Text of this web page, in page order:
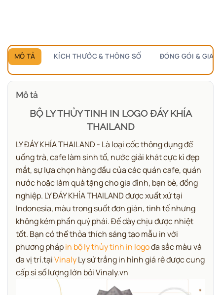
MÔ TẢ KÍCH THƯỚC & THÔNG SỐ ĐÓNG GÓI & GIAO
Mô tả
BỘ LY THỦY TINH IN LOGO ĐÁY KHÍA
THAILAND
LY ĐÁY KHÍA THAILAND - Là loại cốc thông dụng để
uống trà, cafe làm sinh tố, nước giải khát cực kì đẹp
mắt, sự lựa chọn hàng đầu của các quán cafe, quán
nước hoặc làm quà tặng cho gia đình, bạn bè, đồng
nghiệp. LY ĐÁY KHÍA THAILAND được xuất xứ tại
Indonesia, màu trong suốt đơn giản, tinh tế nhưng
không kém phần quý phái. Đế dày chịu được nhiệt
tốt. Bạn có thể thỏa thích sáng tạo mẫu in với
phương phápin bộ ly thủy tinh in logođa sắc màu và
đa vị trí.tạiVinalyLy sứ trắng in hình giá rê được cung
cấp sỉ số lượng lớn bỏi Vinaly.vn